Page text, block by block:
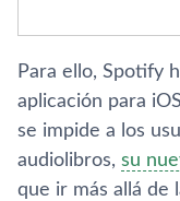
Para ello, Spotify
aplicación para
se impide a los
audiolibros, su
que ir más allá de